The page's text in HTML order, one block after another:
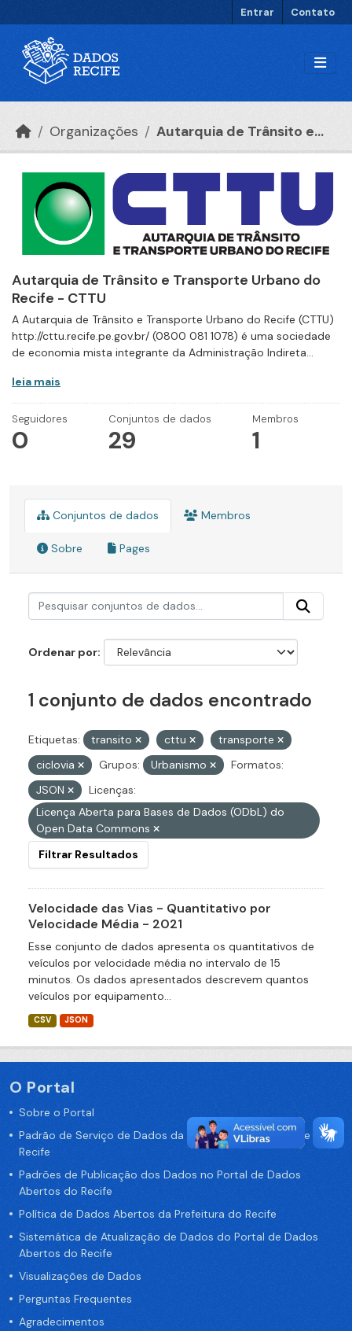
Entrar Contato
Organizações Autarquia de Trânsito e...
Autarquia de Trânsito e Transporte Urbano do
Recife - CTTU
A Autarquia de Trânsito e Transporte Urbano do Recife (CTTU)
http://cttu.recife.pe.gov.br/ (0800 081 1078) é uma sociedade
de economia mista integrante da Administração Indireta...
leia mais
Seguidores
0
Conjuntos de dados
29
Membros
1
Conjuntos de dados Membros
Sobre Pages
Ordenar por
1 conjunto de dados encontrado
Etiquetas: transito cttu
transporte
ciclovia
Grupos: Urbanismo
Formatos:
JSON
Licenças:
Licença Aberta para Bases de Dados (ODbL) do
Open Data Commons
Filtrar Resultados
Velocidade das Vias - Quantitativo por
Velocidade Média - 2021
Esse conjunto de dados apresenta os quantitativos de
veículos por velocidade média no intervalo de 15
minutos. Os dados apresentados descrevem quantos
veículos por equipamento...
CSV JSON
O Portal
Sobre o Portal
Padrão de Serviço de Dados da Prefeitura da Cidade de
Recife
Padrões de Publicação dos Dados no Portal de Dados
Abertos do Recife
Política de Dados Abertos da Prefeitura do Recife
Sistemática de Atualização de Dados do Portal de Dados
Abertos do Recife
Visualizações de Dados
Perguntas Frequentes
Agradecimentos